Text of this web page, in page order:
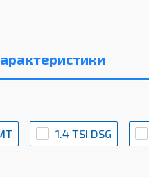
1.4 TSI DSG